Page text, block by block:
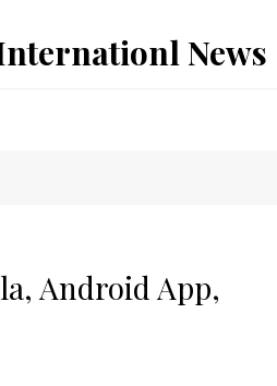
News
Android App,